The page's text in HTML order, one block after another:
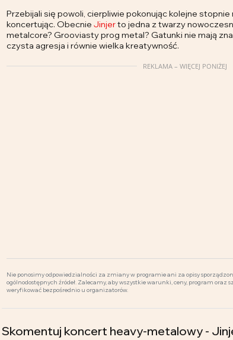
Przebijali się powoli, cierpliwie pokonując kolejne
koncertując. Obecnie Jinjerto jedna z twarzy
metalcore? Grooviasty prog metal? Gatunki nie mają
czysta agresja i równie wielka kreatywność.
REKLAMA – WIĘCEJ PONIŻEJ
Nie ponosimy odpowiedzialności za zmiany w programie ani za opisy
ogólnodostępnych źródeł. Zalecamy, aby wszystkie warunki, ceny, program oraz
weryfikować bezpośrednio u organizatorów.
Skomentuj koncert heavy-metalowy -